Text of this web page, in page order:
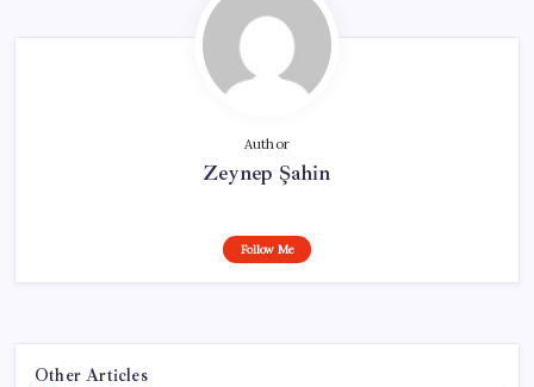
Author
Zeynep Şahin
Follow Me
Other Articles